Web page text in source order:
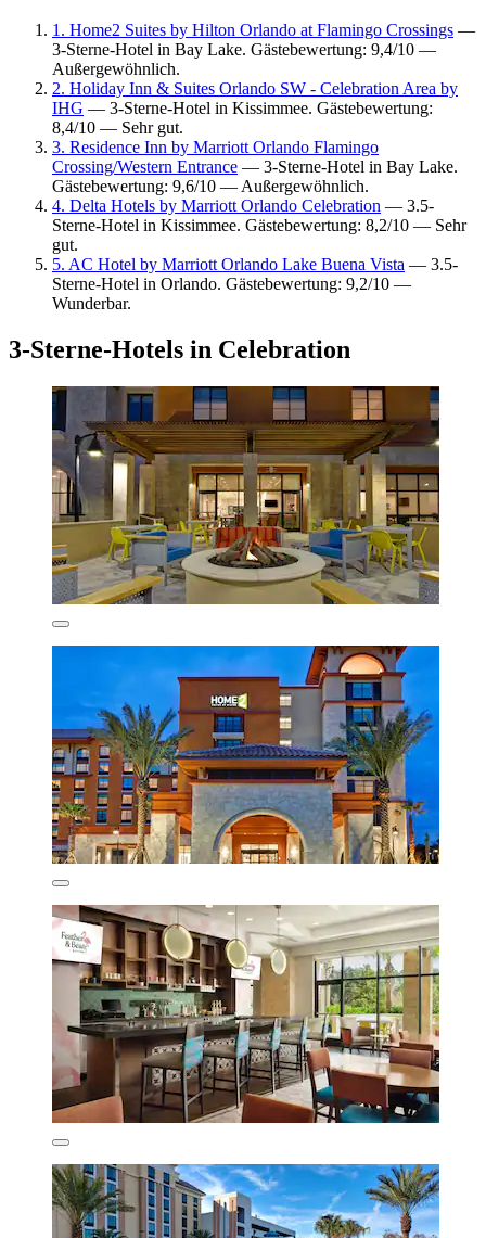
1. Home2 Suites by Hilton Orlando at Flamingo Crossings —
3-Sterne-Hotel in Bay Lake. Gästebewertung: 9,4/10 —
Außergewöhnlich.
2. Holiday Inn & Suites Orlando SW - Celebration Area by
IHG — 3-Sterne-Hotel in Kissimmee. Gästebewertung:
8,4/10 — Sehr gut.
3. Residence Inn by Marriott Orlando Flamingo
Crossing/Western Entrance — 3-Sterne-Hotel in Bay Lake.
Gästebewertung: 9,6/10 — Außergewöhnlich.
4. Delta Hotels by Marriott Orlando Celebration — 3.5-
Sterne-Hotel in Kissimmee. Gästebewertung: 8,2/10 — Sehr
gut.
5. AC Hotel by Marriott Orlando Lake Buena Vista — 3.5-
Sterne-Hotel in Orlando. Gästebewertung: 9,2/10 —
Wunderbar.
3-Sterne-Hotels in Celebration